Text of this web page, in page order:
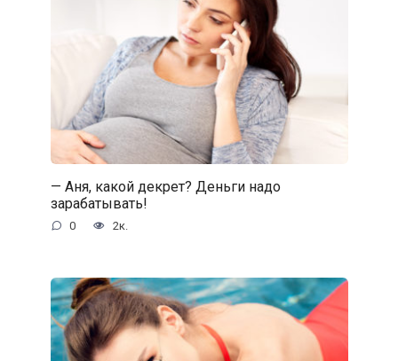
— Аня, какой декрет? Деньги надо
зарабатывать!
0 2к.